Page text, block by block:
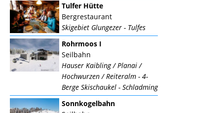
Tulfer Hütte
Bergrestaurant
Skigebiet Glungezer - Tulfes
Rohrmoos I
Seilbahn
Hauser Kaibling / Planai /
Hochwurzen / Reiteralm - 4-
Berge Skischaukel - Schladming
Sonnkogelbahn